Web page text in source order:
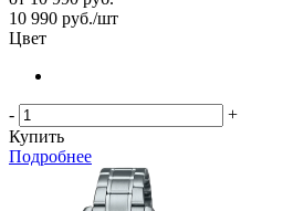
10 990 руб./шт
Цвет
-
+
Купить
Подробнее